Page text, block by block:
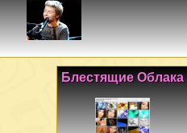
Блестящие Облака